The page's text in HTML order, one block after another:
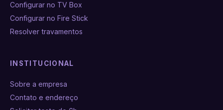
Configurar no TV Box
Configurar no Fire Stick
Resolver travamentos
INSTITUCIONAL
Sobre a empresa
Contato e endereço